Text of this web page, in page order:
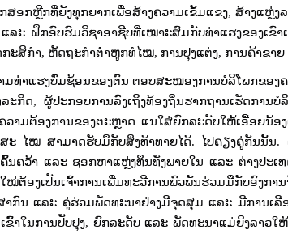
ກສອກຫຼີກທີ່ຍັງທຸກຍາກເພື່ອສ້າງຄວາມເຂັ້ມແຂງ, ສ້າງແຫຼ່ງ
ລະ ຝຶກອົບຮົມວິຊາອາຊີບທີ່ເໝາະສົມກັບທ່າແຮງຂອງເຂົາ
ກະສິກໍາ, ຫັດຖະກໍາຕໍ່າຫູກທໍໄໝ, ການປຸງແຕ່ງ, ການຄ້າຂາ
ທ່າແຮງບົ່ມຊ້ອນຂອງຕົນ ຕອບສະໜອງການບໍລິໂພກຂອງ
ະກິດ, ຜູ້ປະກອບການລົງເຖິງທ້ອງຖິ່ນຮາກຖານເຮັດການບໍ
ວາມຕ້ອງການຂອງຕະຫຼາດ ແນໃສ່ຍົກລະດັບໃຫ້ເອື້ອຍນ້ອ
ະ ໄໝ ສາມາດຮັບມືກັບສິ່ງທ້າທາຍໄດ້. ໄປຄຽງຄູ່ກັນນັ້ນ.
ນຄວ້າ ແລະ ຊອກຫາແຫຼ່ງທຶນທັງພາຍໃນ ແລະ ຕ່າງປະເ
ງເປັນເຈົ້າການເພີ່ມທະວີການພົວພັນຮ່ວມມືກັບອົງການ
າກົນ ແລະ ຄູ່ຮ່ວມພັດທະນາຢ່າງມີຈຸດສຸມ ແລະ ມີການເລື
ຂົ້າໃນການປັບປຸງ, ຍົກລະດັບ ແລະ ພັດທະນາແມ່ຍິງລາວໃ